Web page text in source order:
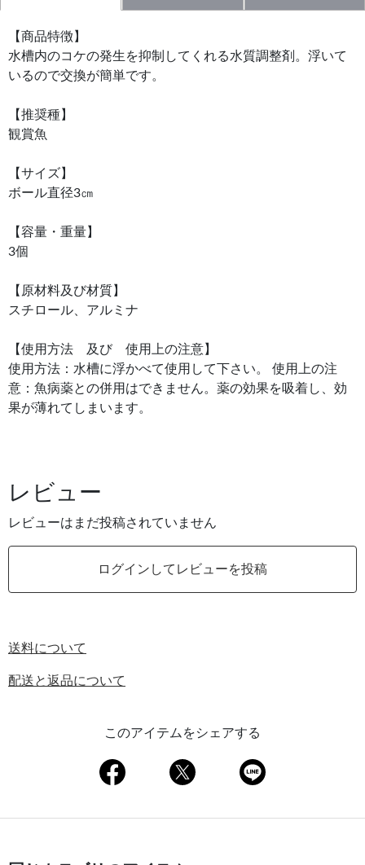
【商品特徴】
水槽内のコケの発生を抑制してくれる水質調整剤。浮いて
いるので交換が簡単です。
【推奨種】
観賞魚
【サイズ】
ボール直径3㎝
【容量・重量】
3個
【原材料及び材質】
スチロール、アルミナ
【使用方法 及び 使用上の注意】
使用方法：水槽に浮かべて使用して下さい。 使用上の注
意：魚病薬との併用はできません。薬の効果を吸着し、効
果が薄れてしまいます。
レビュー
レビューはまだ投稿されていません
ログインしてレビューを投稿
送料について
配送と返品について
このアイテムをシェアする